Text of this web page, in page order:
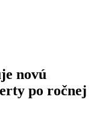
novú
po ročnej